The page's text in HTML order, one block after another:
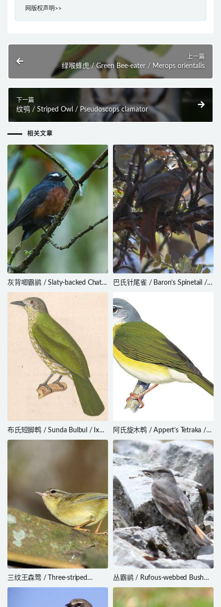
网版权声明>>
上一篇
绿喉蜂虎 / Green Bee-eater / Merops orientalis
下一篇
纹鸮 / Striped Owl / Pseudoscops clamator
相关文章
灰背唧霸鹟 / Slaty-backed Chat-
Tyrant / Ochthoeca
cinnamomeiventris
巴氏针尾雀 / Baron’s Spinetail /
布氏短脚鹎 / Sunda Bulbul / Ixos
virescens
阿氏旋木鹎 / Appert’s Tetraka /
Xanthomixis apperti
三纹王森莺 / Three-striped
Warbler / Basileuterus tristriatus
丛霸鹟 / Rufous-webbed Bush
Tyrant / Polioxolmis rufipennis